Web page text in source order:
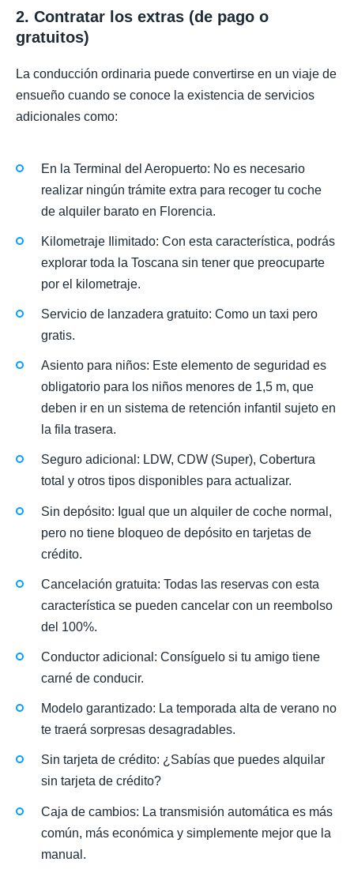
2. Contratar los extras (de pago o
gratuitos)
La conducción ordinaria puede convertirse en un viaje de
ensueño cuando se conoce la existencia de servicios
adicionales como:
En la Terminal del Aeropuerto: No es necesario
realizar ningún trámite extra para recoger tu coche
de alquiler barato en Florencia.
Kilometraje Ilimitado: Con esta característica, podrás
explorar toda la Toscana sin tener que preocuparte
por el kilometraje.
Servicio de lanzadera gratuito: Como un taxi pero
gratis.
Asiento para niños: Este elemento de seguridad es
obligatorio para los niños menores de 1,5 m, que
deben ir en un sistema de retención infantil sujeto en
la fila trasera.
Seguro adicional: LDW, CDW (Super), Cobertura
total y otros tipos disponibles para actualizar.
Sin depósito: Igual que un alquiler de coche normal,
pero no tiene bloqueo de depósito en tarjetas de
crédito.
Cancelación gratuita: Todas las reservas con esta
característica se pueden cancelar con un reembolso
del 100%.
Conductor adicional: Consíguelo si tu amigo tiene
carné de conducir.
Modelo garantizado: La temporada alta de verano no
te traerá sorpresas desagradables.
Sin tarjeta de crédito: ¿Sabías que puedes alquilar
sin tarjeta de crédito?
Caja de cambios: La transmisión automática es más
común, más económica y simplemente mejor que la
manual.